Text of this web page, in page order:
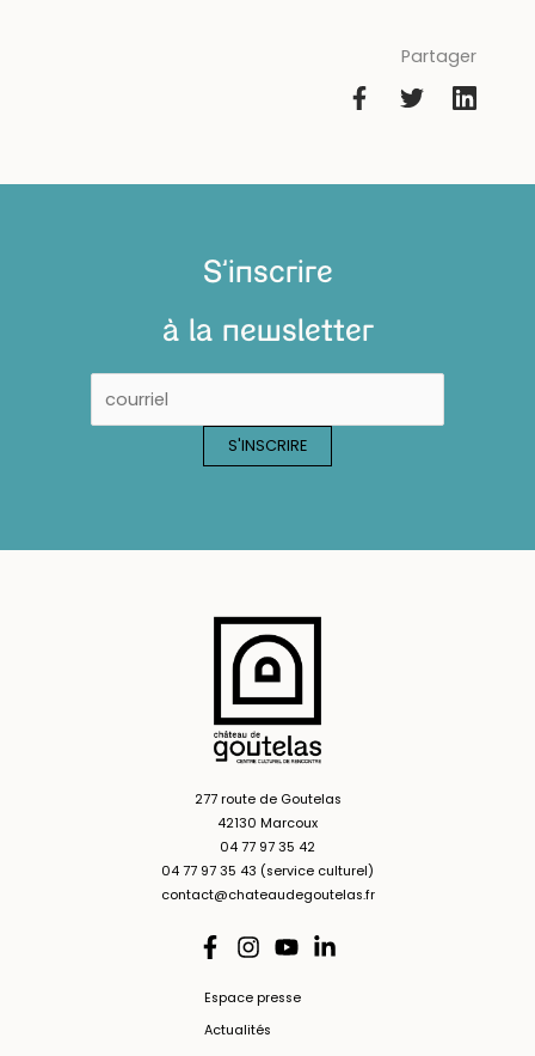
Partager
S'inscrire
à la newsletter
277 route de Goutelas
42130 Marcoux
04 77 97 35 42
04 77 97 35 43 (service culturel)
contact@chateaudegoutelas.fr
Espace presse
Actualités